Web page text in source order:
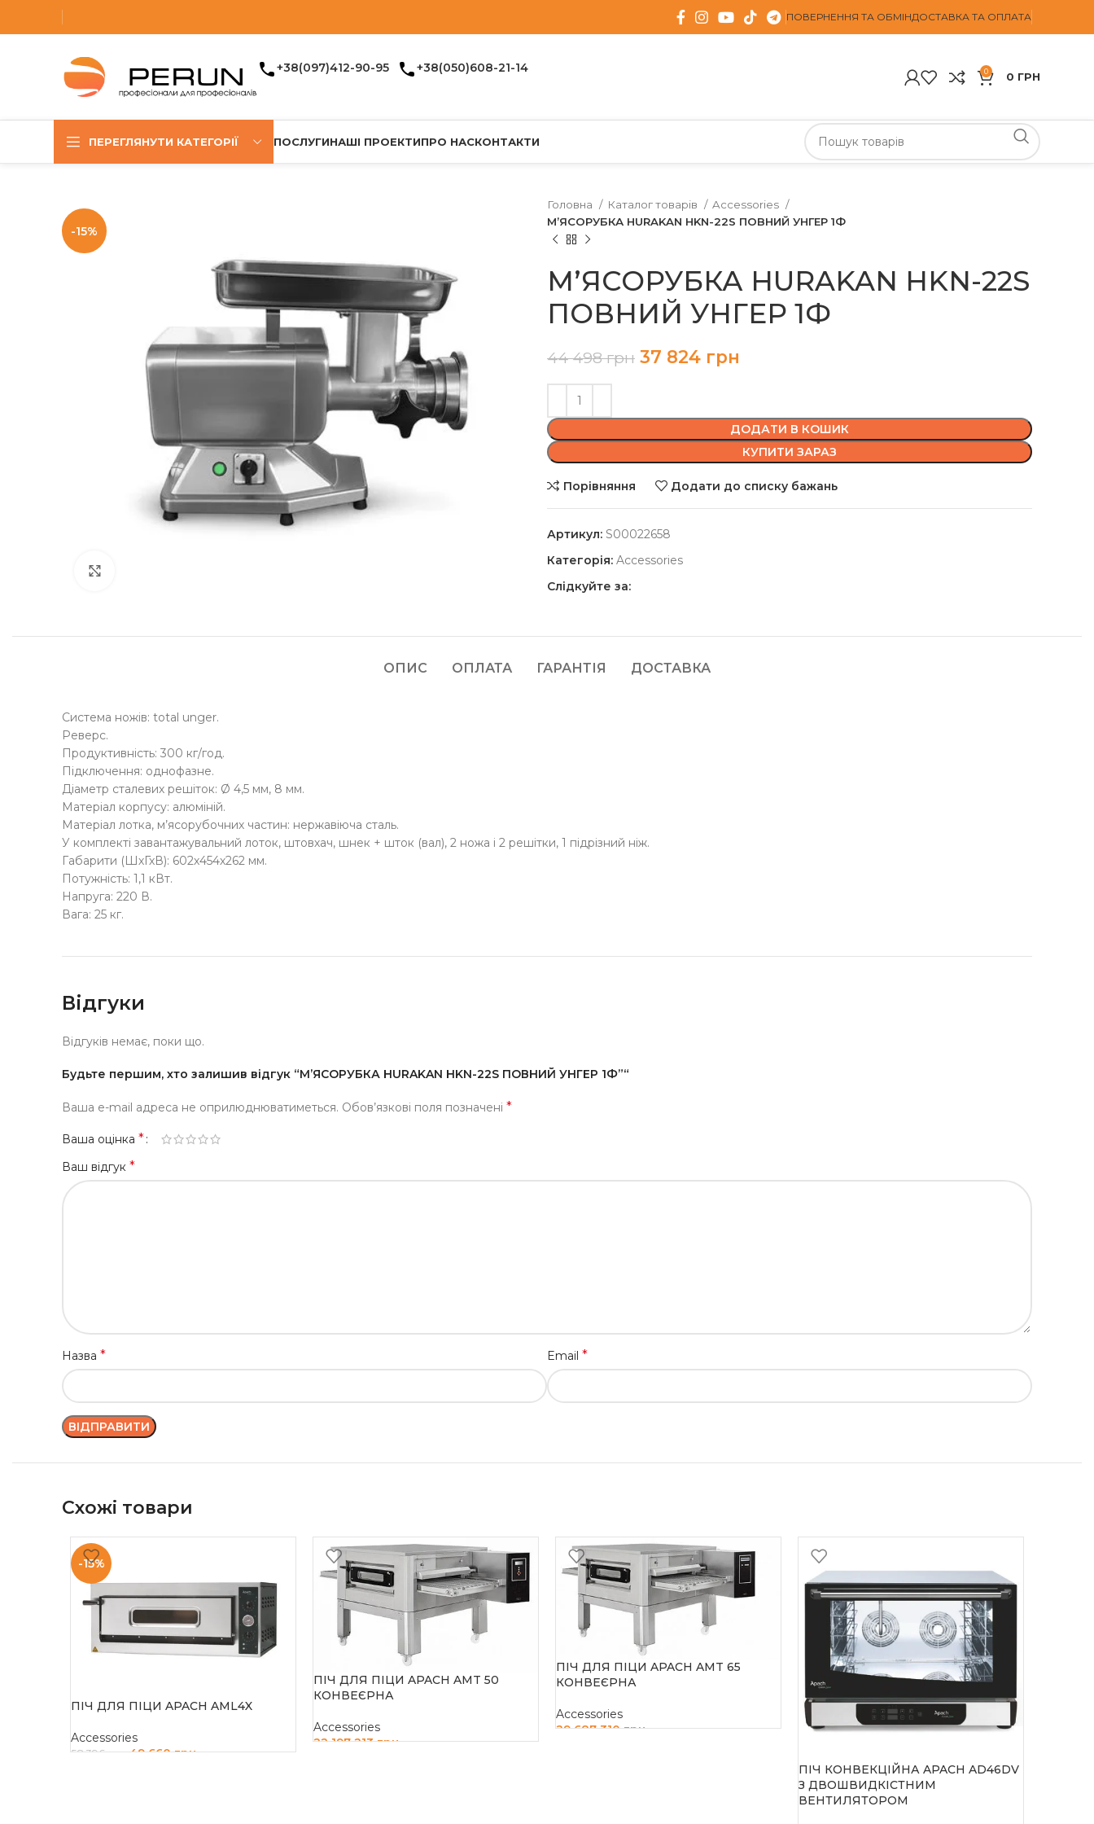
ПОВЕРНЕННЯ ТА ОБМІНДОСТАВКА ТА ОПЛАТА
+38(097)412-90-95 +38(050)608-21-14 0 0 ГРН
ПЕРЕГЛЯНУТИ КАТЕГОРІЇ ПОСЛУГИНАШІ ПРОЕКТИПРО НАСКОНТАКТИ
-15%
Головна Каталог товарів
Accessories
М’ЯСОРУБКА HURAKAN HKN-22S ПОВНИЙ УНГЕР 1Ф
М’ЯСОРУБКА HURAKAN HKN-22S
ПОВНИЙ УНГЕР 1Ф
44 498грн 37 824 грн
ДОДАТИ В КОШИК
КУПИТИ ЗАРАЗ
Порівняння Додати до списку бажань
Артикул: S00022658
Категорія: Accessories
Слідкуйте за:
ОПИС ОПЛАТА ГАРАНТІЯ ДОСТАВКА
Система ножів: total unger.
Реверс.
Продуктивність: 300 кг/год.
Підключення: однофазне.
Діаметр сталевих решіток: Ø 4,5 мм, 8 мм.
Матеріал корпусу: алюміній.
Матеріал лотка, м’ясорубочних частин: нержавіюча сталь.
У комплекті завантажувальний лоток, штовхач, шнек + шток (вал), 2 ножа і 2 решітки, 1 підрізний ніж.
Габарити (ШхГхВ): 602х454х262 мм.
Потужність: 1,1 кВт.
Напруга: 220 В.
Вага: 25 кг.
Відгуки
Відгуків немає, поки що.
Будьте першим, хто залишив відгук “М’ЯСОРУБКА HURAKAN HKN-22S ПОВНИЙ УНГЕР 1Ф”“
Ваша e-mail адреса не оприлюднюватиметься. Обов’язкові поля позначені *
Ваша оцінка *
Ваш відгук *
Назва * Email *
Схожі товари
-15%
ПІЧ ДЛЯ ПІЦИ APACH AML4X
Accessories
58 396грн 49 660грн
ПІЧ ДЛЯ ПІЦИ APACH AMT 50
КОНВЕЄРНА
Accessories
22 197 213грн
ПІЧ ДЛЯ ПІЦИ APACH AMT 65
КОНВЕЄРНА
Accessories
29 687 310грн
ПІЧ КОНВЕКЦІЙНА APACH AD46DV
З ДВОШВИДКІСТНИМ
ВЕНТИЛЯТОРОМ